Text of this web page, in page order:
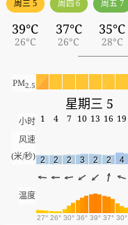
周三 5
39°C
26°C
周四 6
37°C
26°C
周五 7
35°C
28°C
PM2.5
星期三 5
小时 1 4 7 10 13 16 19
风速
(米/秒) 2 2 2 3 2 2 4
温度
27° 26° 30° 36° 39° 37° 30°